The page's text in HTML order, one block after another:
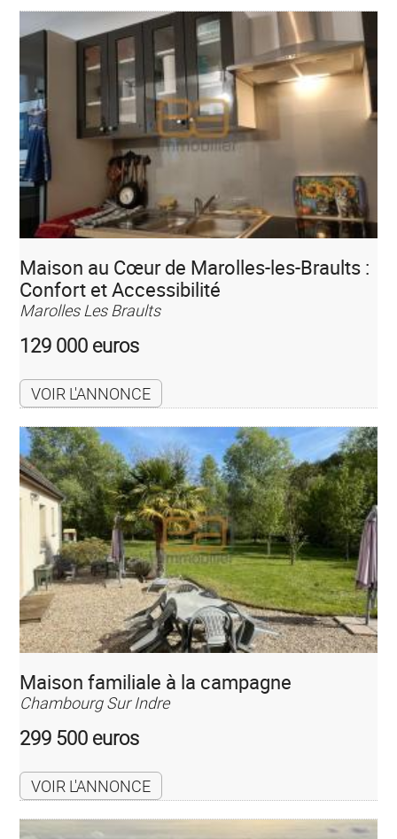
Maison au Cœur de Marolles-les-Braults :
Confort et Accessibilité
Marolles Les Braults
129 000 euros
VOIR L'ANNONCE
Maison familiale à la campagne
Chambourg Sur Indre
299 500 euros
VOIR L'ANNONCE